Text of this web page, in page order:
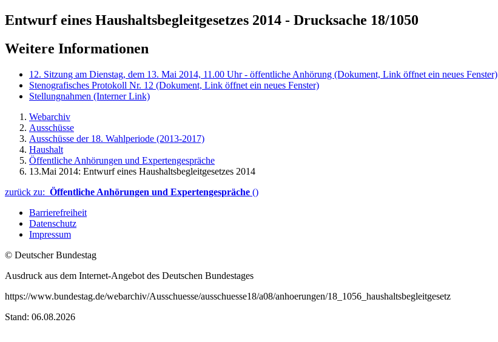
Entwurf eines Haushaltsbegleitgesetzes 2014 - Drucksache 18/1050
Weitere Informationen
12. Sitzung am Dienstag, dem 13. Mai 2014, 11.00 Uhr - öffentliche Anhörung (Dokument, Link öffnet ein neues Fenster)
Stenografisches Protokoll Nr. 12 (Dokument, Link öffnet ein neues Fenster)
Stellungnahmen (Interner Link)
Webarchiv
Ausschüsse
Ausschüsse der 18. Wahlperiode (2013-2017)
Haushalt
Öffentliche Anhörungen und Expertengespräche
13.Mai 2014: Entwurf eines Haushaltsbegleitgesetzes 2014
zurück zu: Öffentliche Anhörungen und Expertengespräche ()
Barrierefreiheit
Datenschutz
Impressum
© Deutscher Bundestag
Ausdruck aus dem Internet-Angebot des Deutschen Bundestages
https://www.bundestag.de/webarchiv/Ausschuesse/ausschuesse18/a08/anhoerungen/18_1056_haushaltsbegleitgesetz
Stand: 06.08.2026